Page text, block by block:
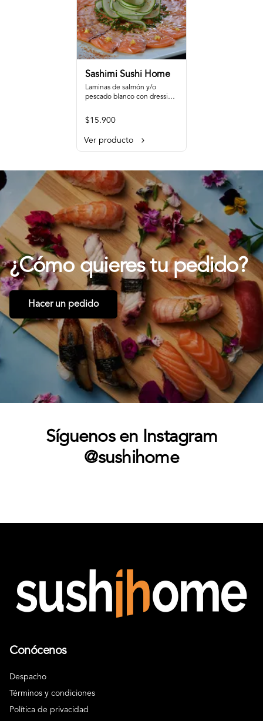
Sashimi Sushi Home
Laminas de salmón y/o
pescado blanco con dressing
jengibre, sésamo y
ciboulette.
$15.900
Ver producto
¿Cómo quieres tu pedido?
Hacer un pedido
Síguenos en Instagram
@sushihome
Conócenos
Despacho
Términos y condiciones
Política de privacidad